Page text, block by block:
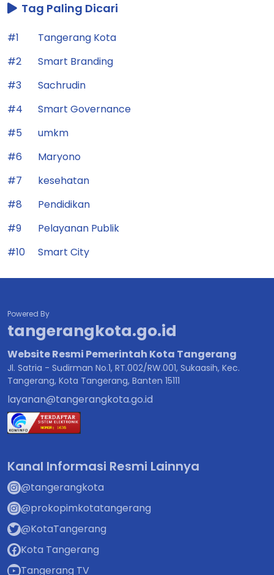
Tag Paling Dicari
#1
Tangerang Kota
#2
Smart Branding
#3
Sachrudin
#4
Smart Governance
#5
umkm
#6
Maryono
#7
kesehatan
#8
Pendidikan
#9
Pelayanan Publik
#10
Smart City
Powered By
tangerangkota.go.id
Website Resmi Pemerintah Kota Tangerang
Jl. Satria - Sudirman No.1, RT.002/RW.001, Sukaasih, Kec.
Tangerang, Kota Tangerang, Banten 15111
layanan@tangerangkota.go.id
Kanal Informasi Resmi Lainnya
@tangerangkota
@prokopimkotatangerang
@KotaTangerang
Kota Tangerang
Tangerang TV